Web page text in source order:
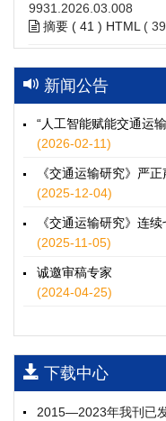
9931.2026.03.008
摘要 ( 41 ) HTML ( 39
高速公路充电设施技术
策略
2026, 12(3): 109-124.
9931.2026.03.009
摘要 (
HTML
水运港-船多能源融合
童亮, 袁裕鹏, 袁成清,
2026, 12(3): 125-136.
9931.2026.03.010
摘要 (33 ) HTML
师瑞峰, 程龙飞, 张凌志,
2026, 12(3): 137-150.
9931.2026.03.011
摘要 (16) HTML(
新闻公告
“人工智能赋能交通运
(2026-02-11)
《交通运输研究》严正
(2025-12-04)
《交通运输研究》连
(2025-11-05)
诚邀审稿专家
(2024-04-25)
下载中心
2015—2023年我刊已